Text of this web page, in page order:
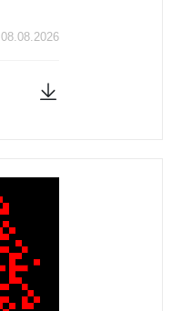
08.08.2026